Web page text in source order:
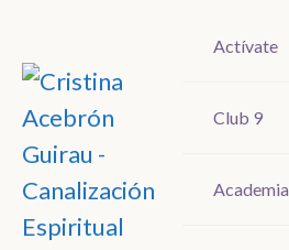
Actívate
Club 9
Academia
Actívate
Club 9
Academia